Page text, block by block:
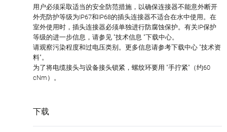
用户必须采取适当的安全防范措施，以确保连接器不能意外断开
外壳防护等级为IP67和IP68的插头连接器不适合在水中使用。在
室外使用时，插头连接器必须单独进行防腐蚀保护。有关IP保护
等级的进一步信息，请参见 "技术信息 "下载中心。
请观察污染程度和过电压类别。更多信息请参考下载中心 "技术资
料"。
为了将电缆接头与设备接头锁紧，螺纹环要用 "手拧紧"（约60
cNm）。
下载